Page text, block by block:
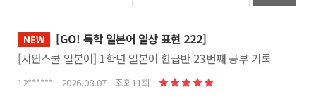
NEW
[GO! 독학 일본어 일상 표현 222]
[시원스쿨 일본어] 1학년 일본어 환급반 23번째 공부 기록
12****** 2026.08.07 조회11회